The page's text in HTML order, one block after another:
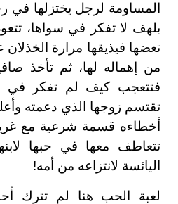
المساومة لرجل يختزلها في
بلهف لا تفكر في سواها،
تعضها فيذيقها مرارة
من إهماله لها، ثم تأخذ
فتتعجب كيف لم تفكر في
تقتسم زوجها الذي دعمته
أخطاءه قسمة شرعية مع
تتعاطف معها في حبها
اليائسة لانتزاعه من أمه!
لعبة الحب هنا لم تترك